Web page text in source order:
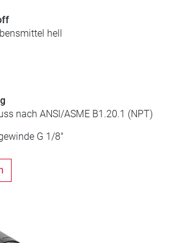
hell
nach ANSI/ASME B1.20.1 (NPT)
G 1/8"